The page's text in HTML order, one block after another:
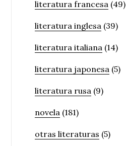
literatura francesa (49)
literatura inglesa (39)
literatura italiana (14)
literatura japonesa (5)
literatura rusa (9)
novela (181)
otras literaturas (5)